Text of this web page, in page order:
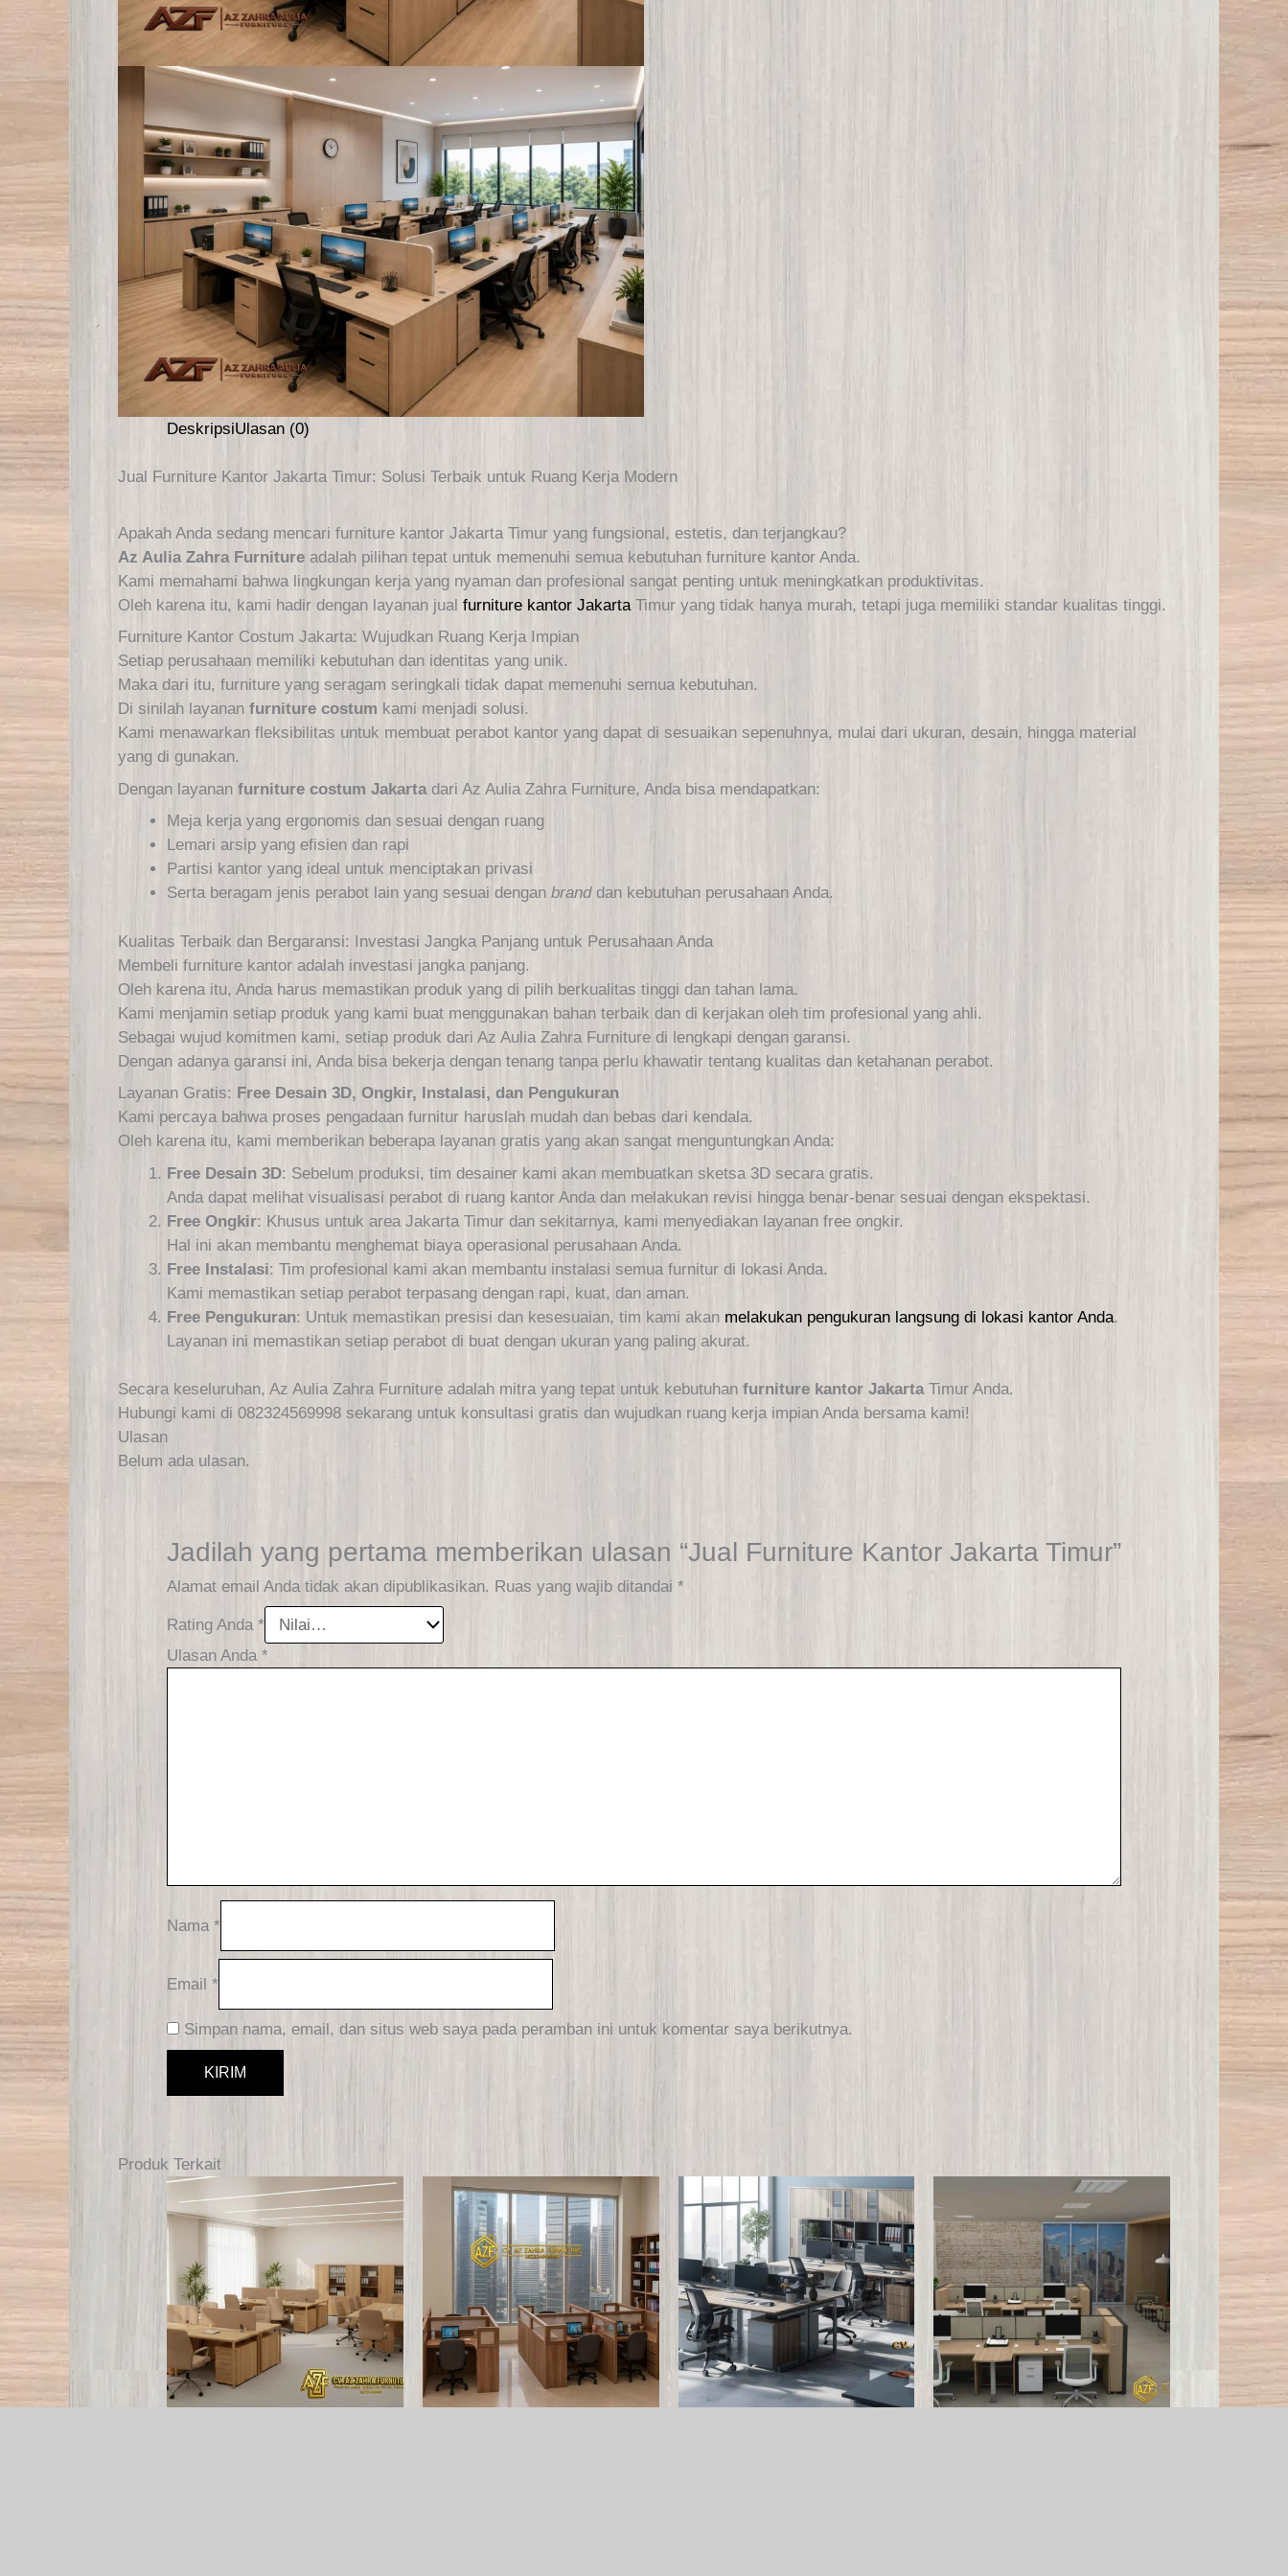
DeskripsiUlasan (0)
Jual Furniture Kantor Jakarta Timur: Solusi Terbaik untuk Ruang Kerja Modern
Apakah Anda sedang mencari furniture kantor Jakarta Timur yang fungsional, estetis, dan terjangkau?
Az Aulia Zahra Furniture adalah pilihan tepat untuk memenuhi semua kebutuhan furniture kantor Anda.
Kami memahami bahwa lingkungan kerja yang nyaman dan profesional sangat penting untuk meningkatkan produktivitas.
Oleh karena itu, kami hadir dengan layanan jual furniture kantor Jakarta Timur yang tidak hanya murah, tetapi juga memiliki standar kualitas tinggi.
Furniture Kantor Costum Jakarta: Wujudkan Ruang Kerja Impian
Setiap perusahaan memiliki kebutuhan dan identitas yang unik.
Maka dari itu, furniture yang seragam seringkali tidak dapat memenuhi semua kebutuhan.
Di sinilah layanan furniture costum kami menjadi solusi.
Kami menawarkan fleksibilitas untuk membuat perabot kantor yang dapat di sesuaikan sepenuhnya, mulai dari ukuran, desain, hingga material
yang di gunakan.
Dengan layanan furniture costum Jakartadari Az Aulia Zahra Furniture, Anda bisa mendapatkan:
Meja kerja yang ergonomis dan sesuai dengan ruang
Lemari arsip yang efisien dan rapi
Partisi kantor yang ideal untuk menciptakan privasi
Serta beragam jenis perabot lain yang sesuai dengan branddan kebutuhan perusahaan Anda.
Kualitas Terbaik dan Bergaransi: Investasi Jangka Panjang untuk Perusahaan Anda
Membeli furniture kantor adalah investasi jangka panjang.
Oleh karena itu, Anda harus memastikan produk yang di pilih berkualitas tinggi dan tahan lama.
Kami menjamin setiap produk yang kami buat menggunakan bahan terbaik dan di kerjakan oleh tim profesional yang ahli.
Sebagai wujud komitmen kami, setiap produk dari Az Aulia Zahra Furniture di lengkapi dengan garansi.
Dengan adanya garansi ini, Anda bisa bekerja dengan tenang tanpa perlu khawatir tentang kualitas dan ketahanan perabot.
Layanan Gratis: Free Desain 3D, Ongkir, Instalasi, dan Pengukuran
Kami percaya bahwa proses pengadaan furnitur haruslah mudah dan bebas dari kendala.
Oleh karena itu, kami memberikan beberapa layanan gratis yang akan sangat menguntungkan Anda:
Free Desain 3D: Sebelum produksi, tim desainer kami akan membuatkan sketsa 3D secara gratis.
Anda dapat melihat visualisasi perabot di ruang kantor Anda dan melakukan revisi hingga benar-benar sesuai dengan ekspektasi.
Free Ongkir: Khusus untuk area Jakarta Timur dan sekitarnya, kami menyediakan layanan free ongkir.
Hal ini akan membantu menghemat biaya operasional perusahaan Anda.
Free Instalasi: Tim profesional kami akan membantu instalasi semua furnitur di lokasi Anda.
Kami memastikan setiap perabot terpasang dengan rapi, kuat, dan aman.
Free Pengukuran: Untuk memastikan presisi dan kesesuaian, tim kami akan melakukan pengukuran langsung di lokasi kantor Anda.
Layanan ini memastikan setiap perabot di buat dengan ukuran yang paling akurat.
Secara keseluruhan, Az Aulia Zahra Furniture adalah mitra yang tepat untuk kebutuhan furniture kantor JakartaTimur Anda.
Hubungi kami di 082324569998 sekarang untuk konsultasi gratis dan wujudkan ruang kerja impian Anda bersama kami!
Ulasan
Belum ada ulasan.
Jadilah yang pertama memberikan ulasan “Jual Furniture Kantor Jakarta Timur”
Alamat email Anda tidak akan dipublikasikan. Ruas yang wajib ditandai *
Rating Anda *
Ulasan Anda *
Nama *
Email *
Simpan nama, email, dan situs web saya pada peramban ini untuk komentar saya berikutnya.
Produk Terkait